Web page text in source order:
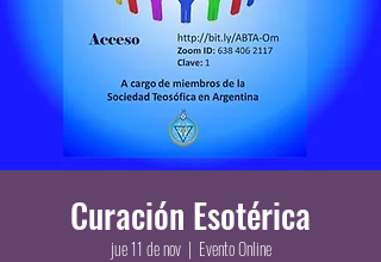
Curación Esotérica
jue 11 de nov
  |
Evento Online